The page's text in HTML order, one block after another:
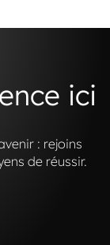
ici
: rejoins
de réussir.